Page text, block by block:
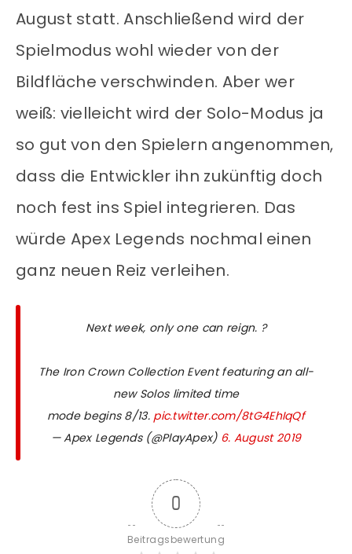
August statt. Anschließend wird der
Spielmodus wohl wieder von der
Bildfläche verschwinden. Aber wer
weiß: vielleicht wird der Solo-Modus ja
so gut von den Spielern angenommen,
dass die Entwickler ihn zukünftig doch
noch fest ins Spiel integrieren. Das
würde Apex Legends nochmal einen
ganz neuen Reiz verleihen.
Next week, only one can reign. ?
The Iron Crown Collection Event featuring an all-
new Solos limited time
mode begins 8/13. pic.twitter.com/8tG4EhIqQf
— Apex Legends (@PlayApex) 6. August 2019
0
Beitragsbewertung